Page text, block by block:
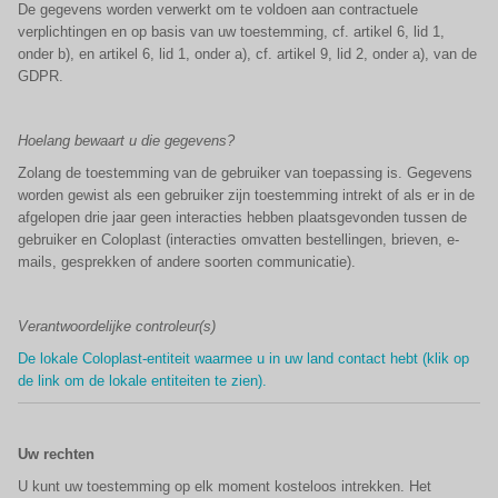
De gegevens worden verwerkt om te voldoen aan contractuele
verplichtingen en op basis van uw toestemming, cf. artikel 6, lid 1,
onder b), en artikel 6, lid 1, onder a), cf. artikel 9, lid 2, onder a), van de
GDPR.
Hoelang bewaart u die gegevens?
Zolang de toestemming van de gebruiker van toepassing is. Gegevens
worden gewist als een gebruiker zijn toestemming intrekt of als er in de
afgelopen drie jaar geen interacties hebben plaatsgevonden tussen de
gebruiker en Coloplast (interacties omvatten bestellingen, brieven, e-
mails, gesprekken of andere soorten communicatie).
Verantwoordelijke controleur(s)
De lokale Coloplast-entiteit waarmee u in uw land contact hebt (klik op
de link om de lokale entiteiten te zien).
Uw rechten
U kunt uw toestemming op elk moment kosteloos intrekken. Het